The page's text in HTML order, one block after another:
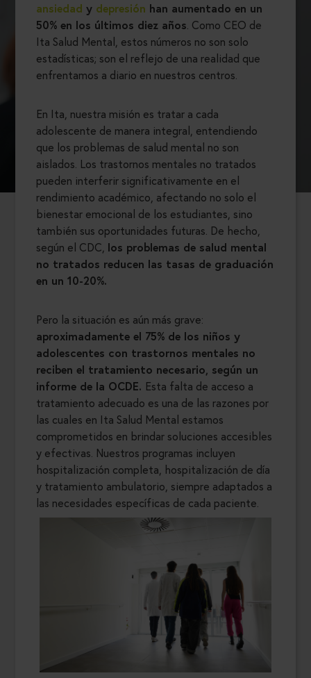
ansiedad y depresión han aumentado en un
50% en los últimos diez años . Como CEO de
Ita Salud Mental, estos números no son solo
estadísticas; son el reflejo de una realidad que
enfrentamos a diario en nuestros centros.
En Ita, nuestra misión es tratar a cada
adolescente de manera integral, entendiendo
que los problemas de salud mental no son
aislados. Los trastornos mentales no tratados
pueden interferir significativamente en el
rendimiento académico, afectando no solo el
bienestar emocional de los estudiantes, sino
también sus oportunidades futuras. De hecho,
según el CDC, los problemas de salud mental
no tratados reducen las tasas de graduación
en un 10-20%.
Pero la situación es aún más grave:
aproximadamente el 75% de los niños y
adolescentes con trastornos mentales no
reciben el tratamiento necesario, según un
informe de la OCDE. Esta falta de acceso a
tratamiento adecuado es una de las razones por
las cuales en Ita Salud Mental estamos
comprometidos en brindar soluciones accesibles
y efectivas. Nuestros programas incluyen
hospitalización completa, hospitalización de día
y tratamiento ambulatorio, siempre adaptados a
las necesidades específicas de cada paciente.